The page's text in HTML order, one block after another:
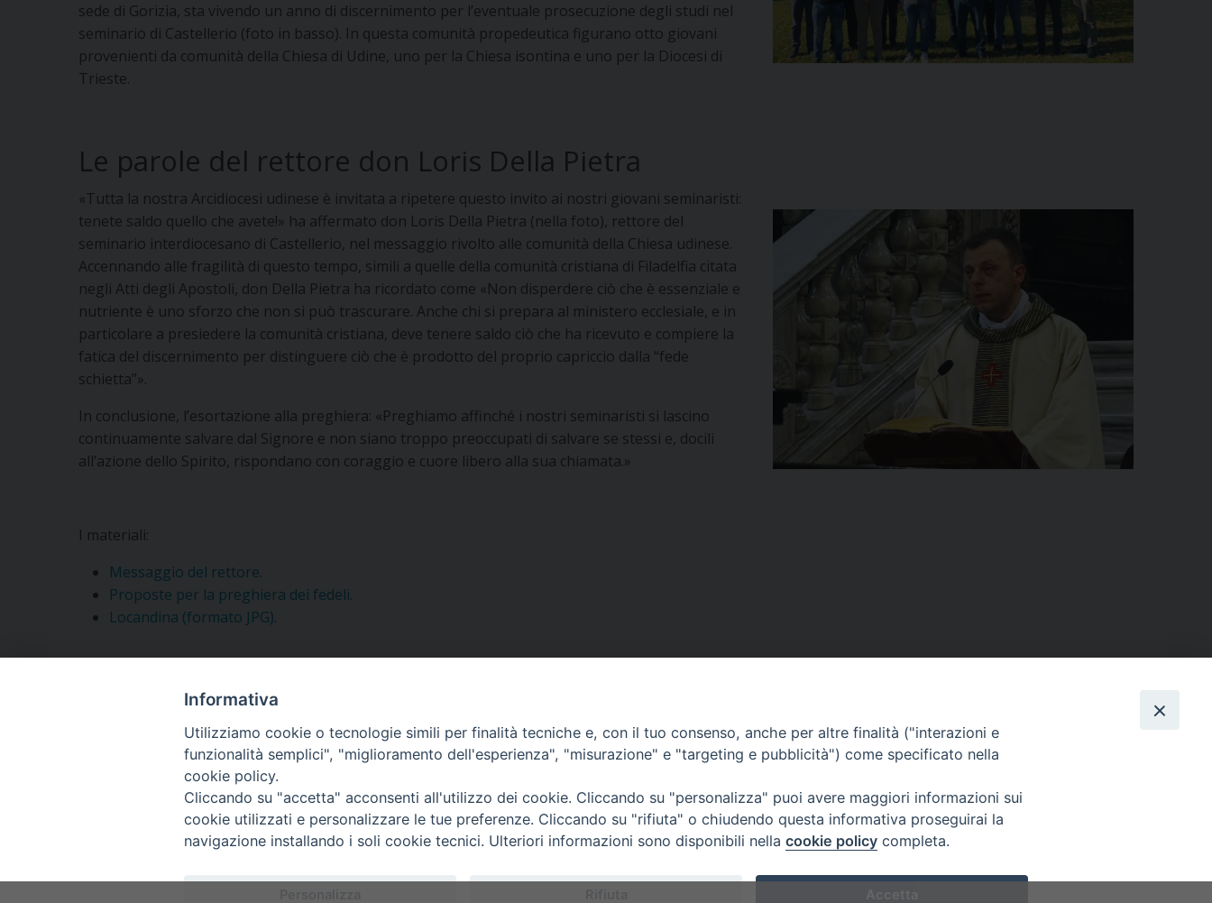
sede di Gorizia, sta vivendo un anno di discernimento per l’eventuale prosecuzione degli studi nel
seminario di Castellerio (foto in basso). In questa comunità propedeutica figurano otto giovani
provenienti da comunità della Chiesa di Udine, uno per la Chiesa isontina e uno per la Diocesi di
Trieste.
Le parole del rettore don Loris Della Pietra
«Tutta la nostra Arcidiocesi udinese è invitata a ripetere questo invito ai nostri giovani seminaristi:
tenete saldo quello che avete!» ha affermato don Loris Della Pietra (nella foto), rettore del
seminario interdiocesano di Castellerio, nel messaggio rivolto alle comunità della Chiesa udinese.
Accennando alle fragilità di questo tempo, simili a quelle della comunità cristiana di Filadelfia citata
negli Atti degli Apostoli, don Della Pietra ha ricordato come «Non disperdere ciò che è essenziale e
nutriente è uno sforzo che non si può trascurare. Anche chi si prepara al ministero ecclesiale, e in
particolare a presiedere la comunità cristiana, deve tenere saldo ciò che ha ricevuto e compiere la
fatica del discernimento per distinguere ciò che è prodotto del proprio capriccio dalla “fede
schietta”».
In conclusione, l’esortazione alla preghiera: «Preghiamo affinché i nostri seminaristi si lascino
continuamente salvare dal Signore e non siano troppo preoccupati di salvare se stessi e, docili
all’azione dello Spirito, rispondano con coraggio e cuore libero alla sua chiamata.»
I materiali:
Messaggio del rettore.
Proposte per la preghiera dei fedeli.
Locandina (formato JPG).
Vuoi condividere questo articolo?
Informativa
Utilizziamo cookie o tecnologie simili per finalità tecniche e, con il tuo consenso, anche per altre finalità ("interazioni e
funzionalità semplici", "miglioramento dell'esperienza", "misurazione" e "targeting e pubblicità") come specificato nella
cookie policy.
Cliccando su "accetta" acconsenti all'utilizzo dei cookie. Cliccando su "personalizza" puoi avere maggiori informazioni sui
cookie utilizzati e personalizzare le tue preferenze. Cliccando su "rifiuta" o chiudendo questa informativa proseguirai la
navigazione installando i soli cookie tecnici. Ulteriori informazioni sono disponibili nella cookie policy completa.